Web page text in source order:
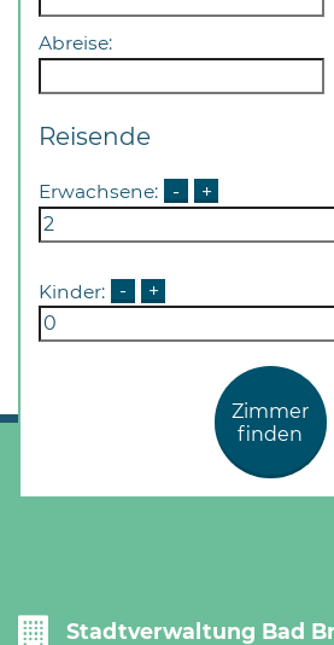
Abreise:
Reisende
Erwachsene: - +
Kinder: - +
Zimmer
finden
Stadtverwaltung Bad